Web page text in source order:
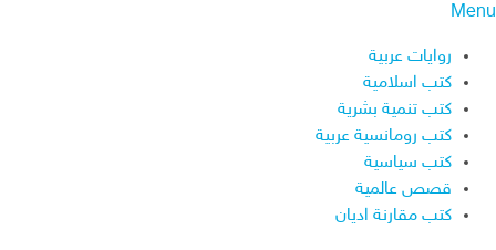
Menu
روايات عربية
كتب اسلامية
كتب تنمية بشرية
كتب رومانسية عربية
كتب سياسية
قصص عالمية
كتب مقارنة اديان